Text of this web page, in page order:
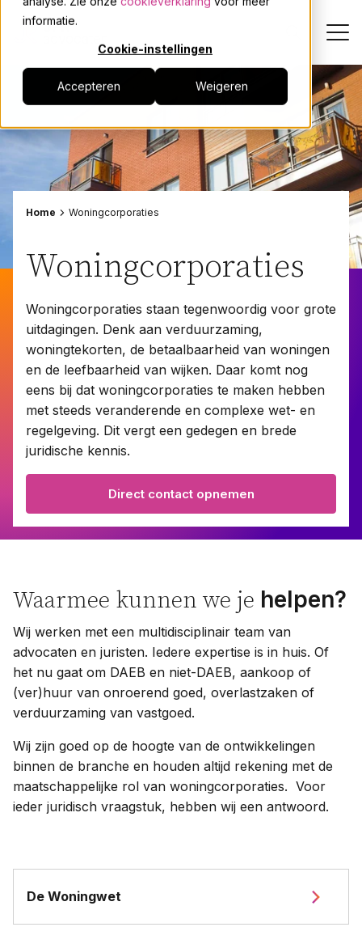
informatie.
Cookie-instellingen
Accepteren Weigeren
Dienstverlening
Onze mensen
Actueel
Werken bij
Contact
Taal:
Home Woningcorporaties
Woningcorporaties
Woningcorporaties staan tegenwoordig voor grote
uitdagingen. Denk aan verduurzaming,
woningtekorten, de betaalbaarheid van woningen
en de leefbaarheid van wijken. Daar komt nog
eens bij dat woningcorporaties te maken hebben
met steeds veranderende en complexe wet- en
regelgeving. Dit vergt een gedegen en brede
juridische kennis.
Direct contact opnemen
Waarmee kunnen we je helpen?
Wij werken met een multidisciplinair team van
advocaten en juristen. Iedere expertise is in huis. Of
het nu gaat om DAEB en niet-DAEB, aankoop of
(ver)huur van onroerend goed, overlastzaken of
verduurzaming van vastgoed.
Wij zijn goed op de hoogte van de ontwikkelingen
binnen de branche en houden altijd rekening met de
maatschappelijke rol van woningcorporaties. Voor
ieder juridisch vraagstuk, hebben wij een antwoord.
De Woningwet